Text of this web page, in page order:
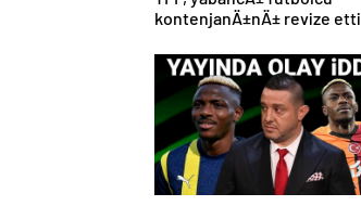
kontenjanÄ±nÄ± revize etti